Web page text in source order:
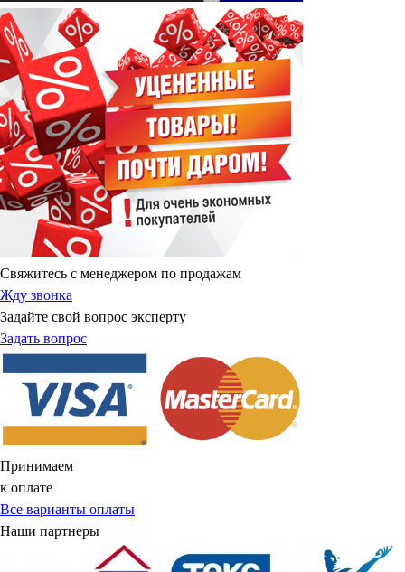
Свяжитесь с менеджером по продажам
Жду звонка
Задайте свой вопрос эксперту
Задать вопрос
Принимаем
к оплате
Все варианты оплаты
Наши партнеры